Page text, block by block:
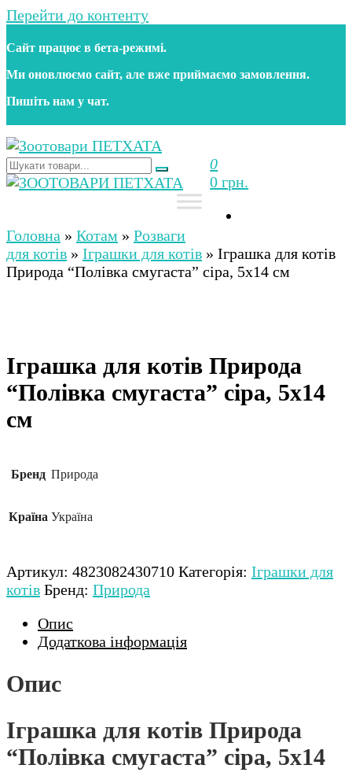
Перейти до контенту
Сайт працює в бета‑режимі.
Ми оновлюємо сайт, але вже приймаємо замовлення.
Пишіть нам у чат.
Зоотовари ПЕТХАТА
Зоомагазин для собак та котів | Корм, іграшки,
аксесуари та догляд за тваринами. Доставка по
0
0 грн.
Зоомагазин для собак та котів | Корм, іграшки,
аксесуари та догляд за тваринами. Доставка по
Україні
Головна » Котам » Розваги
для котів » Іграшки для котів » Іграшка для котів
Природа “Полівка смугаста” сіра, 5х14 см
Іграшка для котів Природа
“Полівка смугаста” сіра, 5х14
см
Бренд Природа
Країна Україна
Артикул: 4823082430710 Категорія: Іграшки для
котів Бренд: Природа
Опис
Додаткова інформація
Опис
Іграшка для котів Природа
“Полівка смугаста” сіра, 5х14